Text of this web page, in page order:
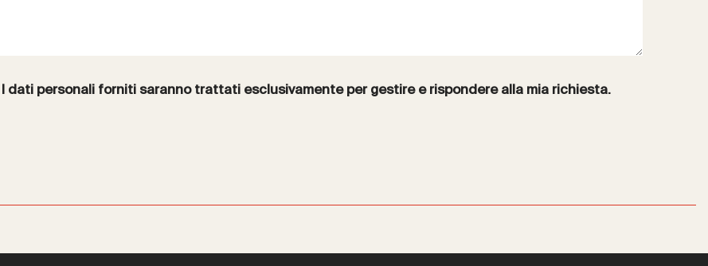
I dati personali forniti saranno trattati esclusivamente per gestire e rispondere alla mia richiesta.